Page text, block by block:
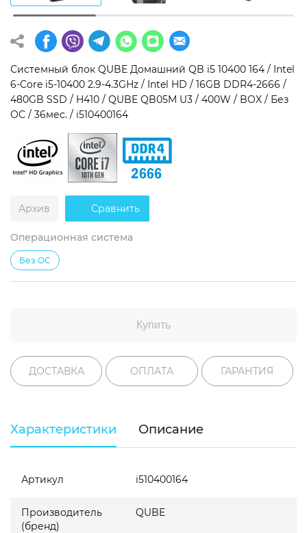
Операционная система
Windows 11 Home
Windows 11 Pro
Без ОС
HDD
SSD + HDD
Дополнительно
RGB-подсветка
Разблокированный множитель CPU
Сверхбыстрый M.2 SSD NVME
Системный блок QUBE Домашний QB i5 10400 164 / Intel
6-Core i5-10400 2.9-4.3GHz / Intel HD / 16GB DDR4-2666 /
480GB SSD / H410 / QUBE QB05M U3 / 400W / BOX / Без
ОС / 36мес. / i510400164
Архив Сравнить
Операционная система
Без ОС
Купить
ДОСТАВКА ОПЛАТА ГАРАНТИЯ
Характеристики Описание
Артикул i510400164
Производитель
(бренд)
QUBE